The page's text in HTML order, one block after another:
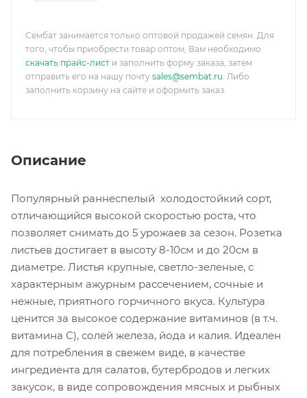
Сембат занимается только оптовой продажей семян. Для
того, чтобы приобрести товар оптом, Вам необходимо
скачать прайс-лист и заполнить форму заказа, затем
отправить его на нашу почту sales@sembat.ru. Либо
заполнить корзину на сайте и оформить заказ.
Описание
Популярный раннеспелый холодостойкий сорт,
отличающийся высокой скоростью роста, что
позволяет снимать до 5 урожаев за сезон. Розетка
листьев достигает в высоту 8-10см и до 20см в
диаметре. Листья крупные, светло-зеленые, с
характерным ажурным рассечением, сочные и
нежные, приятного горчичного вкуса. Культура
ценится за высокое содержание витаминов (в т.ч.
витамина С), солей железа, йода и калия. Идеален
для потребления в свежем виде, в качестве
ингредиента для салатов, бутербродов и легких
закусок, в виде сопровождения мясных и рыбных